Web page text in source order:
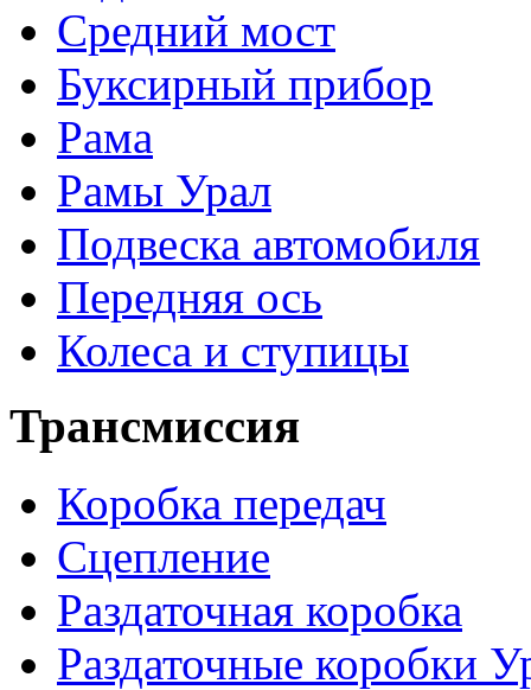
Средний мост
Буксирный прибор
Рама
Рамы Урал
Подвеска автомобиля
Передняя ось
Колеса и ступицы
Трансмиссия
Коробка передач
Сцепление
Раздаточная коробка
Раздаточные коробки